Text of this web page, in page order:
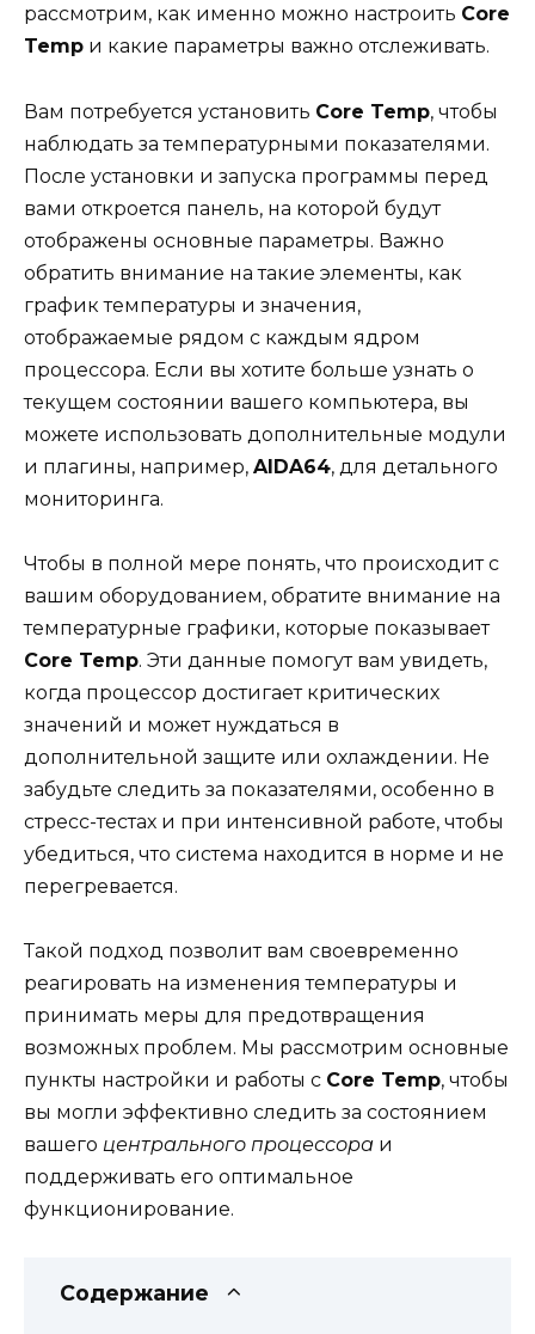
рассмотрим, как именно можно настроить Core
Temp и какие параметры важно отслеживать.
Вам потребуется установить Core Temp, чтобы
наблюдать за температурными показателями.
После установки и запуска программы перед
вами откроется панель, на которой будут
отображены основные параметры. Важно
обратить внимание на такие элементы, как
график температуры и значения,
отображаемые рядом с каждым ядром
процессора. Если вы хотите больше узнать о
текущем состоянии вашего компьютера, вы
можете использовать дополнительные модули
и плагины, например, AIDA64, для детального
мониторинга.
Чтобы в полной мере понять, что происходит с
вашим оборудованием, обратите внимание на
температурные графики, которые показывает
Core Temp. Эти данные помогут вам увидеть,
когда процессор достигает критических
значений и может нуждаться в
дополнительной защите или охлаждении. Не
забудьте следить за показателями, особенно в
стресс-тестах и при интенсивной работе, чтобы
убедиться, что система находится в норме и не
перегревается.
Такой подход позволит вам своевременно
реагировать на изменения температуры и
принимать меры для предотвращения
возможных проблем. Мы рассмотрим основные
пункты настройки и работы с Core Temp, чтобы
вы могли эффективно следить за состоянием
вашего центрального процессора и
поддерживать его оптимальное
функционирование.
Содержание